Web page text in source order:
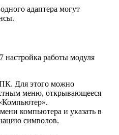
адаптера могут
работы модуля
Для этого можно
меню, открывающееся
компьютера и указать в
символов.